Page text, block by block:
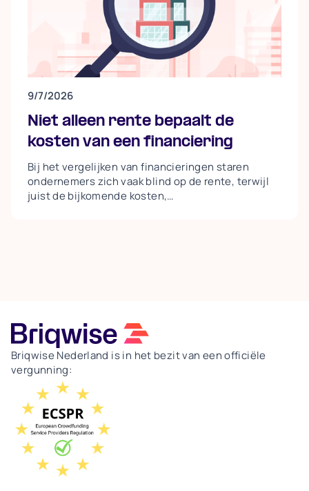
9/7/2026
Niet alleen rente bepaalt de
kosten van een financiering
Bij het vergelijken van financieringen staren
ondernemers zich vaak blind op de rente, terwijl
juist de bijkomende kosten,
die past bij zijn doel: snelle en flexibele
financiering.
Briqwise Nederland is in het bezit van een officiële
vergunning: